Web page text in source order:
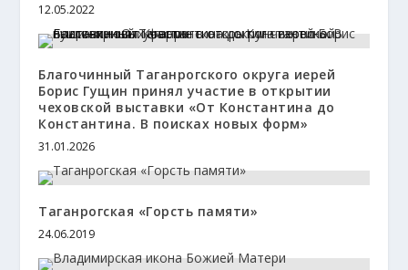
12.05.2022
Благочинный Таганрогского округа иерей
Борис Гущин принял участие в открытии
чеховской выставки «От Константина до
Константина. В поисках новых форм»
31.01.2026
Таганрогская «Горсть памяти»
24.06.2019